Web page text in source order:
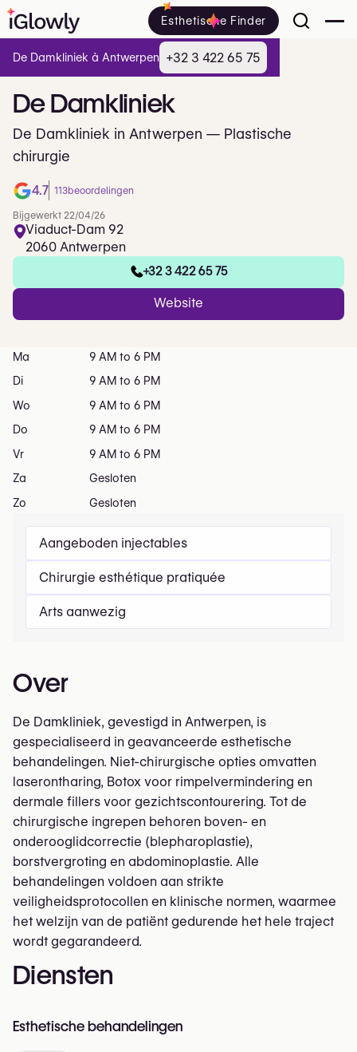
Esthetische Finder
DeDamkliniek
De Damkliniek in Antwerpen — Plastische
chirurgie
4.7 113beoordelingen
Bijgewerkt 22/04/26
Viaduct-Dam 92
2060 Antwerpen
+32 3 422 65 75
Website
Aangeboden injectables
Chirurgie esthétique pratiquée
Arts aanwezig
Over
De Damkliniek, gevestigd in Antwerpen, is
gespecialiseerd in geavanceerde esthetische
behandelingen. Niet-chirurgische opties omvatten
laserontharing, Botox voor rimpelvermindering en
dermale fillers voor gezichtscontourering. Tot de
chirurgische ingrepen behoren boven- en
onderooglidcorrectie (blepharoplastie),
borstvergroting en abdominoplastie. Alle
behandelingen voldoen aan strikte
veiligheidsprotocollen en klinische normen, waarmee
het welzijn van de patiënt gedurende het hele traject
wordt gegarandeerd.
Diensten
Esthetische behandelingen
Ma
9 AM to 6 PM
Di
9 AM to 6 PM
Wo
9 AM to 6 PM
Do
9 AM to 6 PM
Vr
9 AM to 6 PM
Za
Gesloten
Zo
Gesloten
De Damkliniek à Antwerpen +32 3 422 65 75